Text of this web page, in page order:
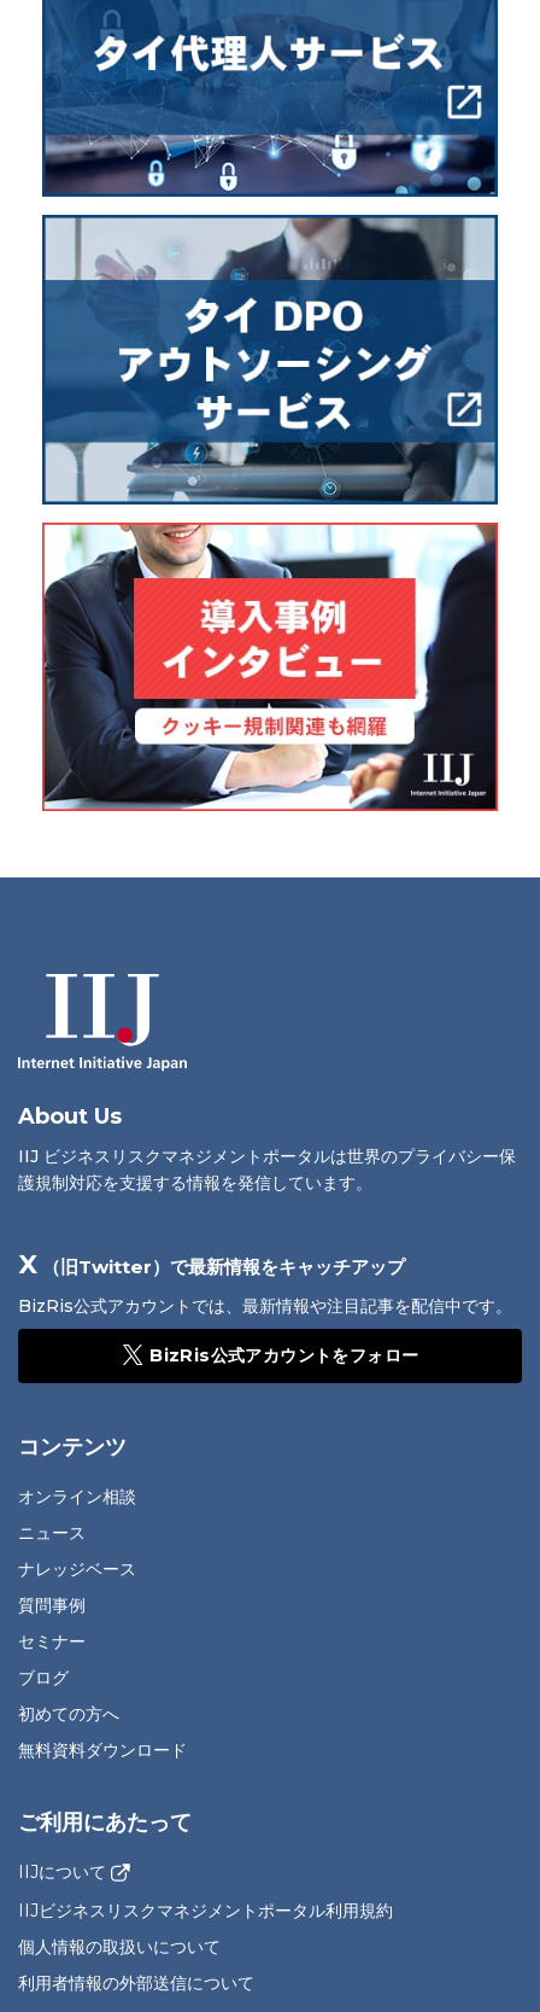
About Us
IIJ ビジネスリスクマネジメントポータルは世界のプライバシー保
護規制対応を支援する情報を発信しています。
X （旧Twitter）で最新情報をキャッチアップ
BizRis公式アカウントでは、最新情報や注目記事を配信中です。
BizRis公式アカウントをフォロー
コンテンツ
オンライン相談
ニュース
ナレッジベース
質問事例
セミナー
ブログ
初めての方へ
無料資料ダウンロード
ご利用にあたって
IIJについて
IIJビジネスリスクマネジメントポータル利用規約
個人情報の取扱いについて
利用者情報の外部送信について